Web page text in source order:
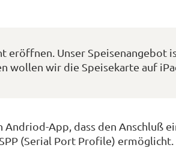
eröffnen. Unser Speisenangebot
wollen wir die Speisekarte auf
App, dass den Anschluß
(Serial Port Profile) ermöglicht.